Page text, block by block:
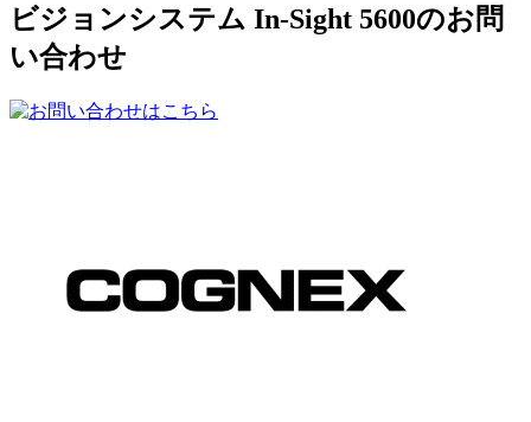
ビジョンシステム In-Sight 5600のお問
い合わせ